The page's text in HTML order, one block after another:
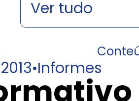
•Informes